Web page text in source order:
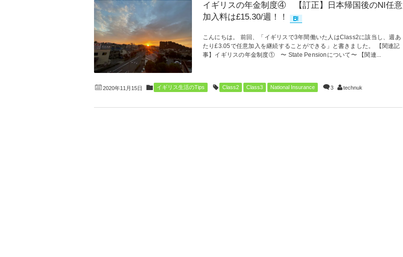
イギリスの年金制度④ 【訂正】日本帰国後のNI任意
加入料は£15.30/週！！
こんにちは。 前回、「イギリスで3年間働いた人はClass2に該当し、週あ
たり£3.05で任意加入を継続することができる」と書きました。 【関連記
事】イギリスの年金制度① 〜 State Pensionについて〜 【関連...
2020年11月15日 イギリス生活のTips Class2 Class3 National Insurance 3 technuk